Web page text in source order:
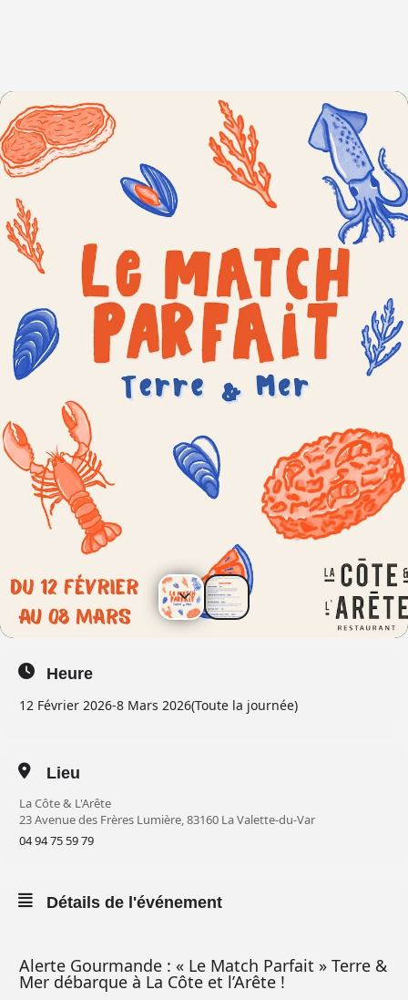
Heure
12 Février 2026-8 Mars 2026(Toute la journée)
Lieu
La Côte & L'Arête
23 Avenue des Frères Lumière, 83160 La Valette-du-Var
04 94 75 59 79
Détails de l'événement
Alerte Gourmande : « Le Match Parfait » Terre &
Mer débarque à La Côte et l’Arête !